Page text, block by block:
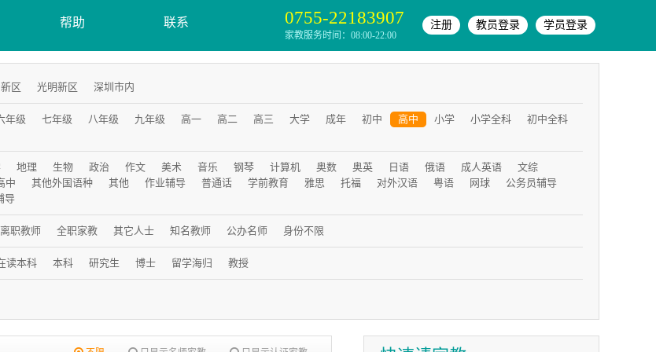
帮助 联系 0755-22183907
家教服务时间：08:00-22:00
注册 教员登录 学员登录
区 光明新区 深圳市内
年级 七年级 八年级 九年级 高一 高二 高三 大学 成年 初中 高中 小学 小学全科
初中全科
地理 生物 政治 作文 美术 音乐 钢琴 计算机 奥数 奥英 日语 俄语 成人英语
文综
中 其他外国语种 其他 作业辅导 普通话 学前教育 雅思 托福 对外汉语 粤语 网球
公务员辅导
导
离职教师 全职家教 其它人士 知名教师 公办名师 身份不限
读本科 本科 研究生 博士 留学海归 教授